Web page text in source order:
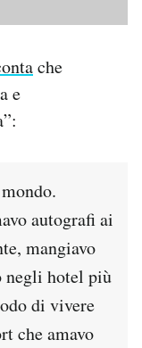
che
e
autografi ai
mangiavo
hotel più
di vivere
che amavo